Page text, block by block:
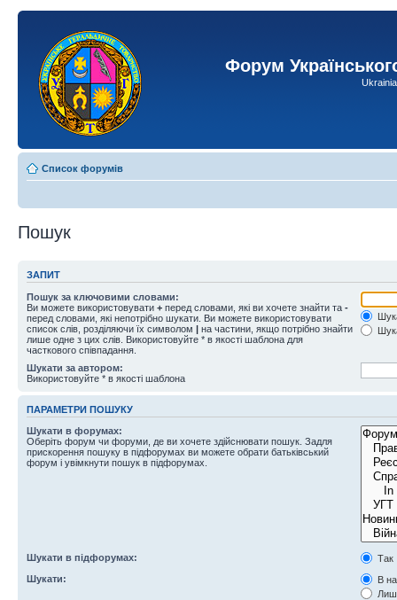
Форум
Список форумів
Пошук
ЗАПИТ
Пошук за ключовими словами:
Ви можете використовувати + перед словами, які ви хочете знайти та -
перед словами, які непотрібно шукати. Ви можете використовувати
список слів, розділяючи їх символом | на частини, якщо потрібно знайти
лише одне з цих слів. Використовуйте * в якості шаблона для
часткового співпадання.
Шукати за автором:
Використовуйте * в якості шаблона
ПАРАМЕТРИ ПОШУКУ
Шукати в форумах:
Оберіть форум чи форуми, де ви хочете здійснювати пошук. Задля
прискорення пошуку в підфорумах ви можете обрати батьківський
форум і увімкнути пошук в підфорумах.
Шукати в підфорумах:
Так
Шукати:
В